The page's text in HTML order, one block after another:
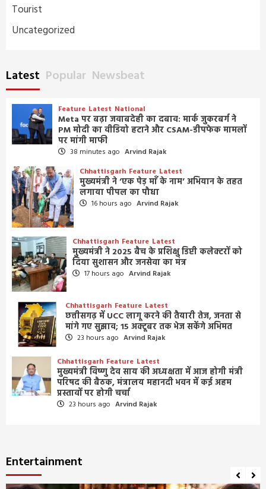
Tourist
Uncategorized
Latest Popular Newsbeat
Feature Latest National
Meta पर बढ़ा जवाबदेही का दबाव: मार्क जुकरबर्ग ने
PM मोदी का वीडियो हटाने और CSAM-डीपफेक मामलों
पर मांगी माफी
38 minutes ago Arvind Rajak
Chhattisgarh Feature Latest
मुख्यमंत्री ने ‘एक पेड़ माँ के नाम’ अभियान के तहत
लगाया पीपल का पौधा
16 hours ago Arvind Rajak
Chhattisgarh Feature Latest
मुख्यमंत्री ने 2025 बैच के प्रशिक्षु डिप्टी कलेक्टरों को
दिया सुशासन और जनसेवा का मंत्र
17 hours ago Arvind Rajak
Chhattisgarh Feature Latest
छत्तीसगढ़ में UCC लागू करने की तैयारी तेज, जनता से
मांगे गए सुझाव; 15 अक्टूबर तक भेज सकेंगे अभिमत
23 hours ago Arvind Rajak
Chhattisgarh Feature Latest
मुख्यमंत्री विष्णु देव साय की अध्यक्षता में आज होगी मंत्री
परिषद की बैठक, मंत्रालय महानदी भवन में कई अहम
प्रस्तावों पर होगी चर्चा
23 hours ago Arvind Rajak
Entertainment